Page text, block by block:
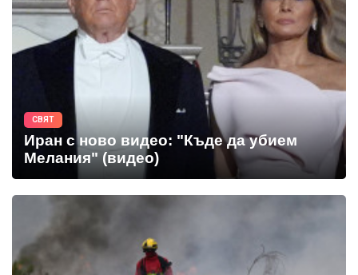
СВЯТ
Иран с ново видео: "Къде да убием
Мелания" (видео)